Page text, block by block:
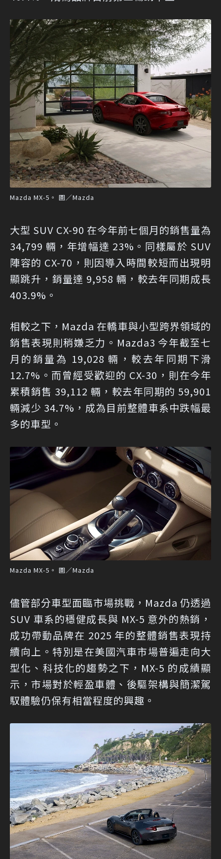
Mazda MX-5。 圖／Mazda
大型 SUV CX-90 在今年前七個月的銷售量為
34,799 輛，年增幅達 23%。同樣屬於 SUV
陣容的 CX-70，則因導入時間較短而出現明
顯跳升，銷量達 9,958 輛，較去年同期成長
403.9%。
相較之下，Mazda 在轎車與小型跨界領域的
銷售表現則稍嫌乏力。Mazda3 今年截至七
月的銷量為 19,028 輛，較去年同期下滑
12.7%。而曾經受歡迎的 CX-30，則在今年
累積銷售 39,112 輛，較去年同期的 59,901
輛減少 34.7%，成為目前整體車系中跌幅最
多的車型。
Mazda MX-5。 圖／Mazda
儘管部分車型面臨市場挑戰，Mazda 仍透過
SUV 車系的穩健成長與 MX-5 意外的熱銷，
成功帶動品牌在 2025 年的整體銷售表現持
續向上。特別是在美國汽車市場普遍走向大
型化、科技化的趨勢之下，MX-5 的成績顯
示，市場對於輕盈車體、後驅架構與簡潔駕
馭體驗仍保有相當程度的興趣。